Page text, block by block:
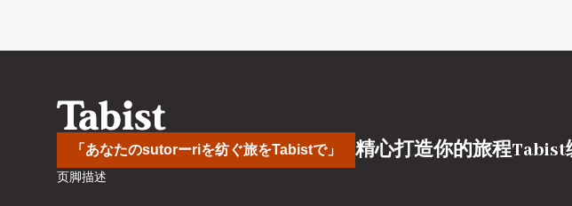
「あなたのsutorーriを纺ぐ旅をTabistで」 精心打造你的旅程Tabist
页脚描述